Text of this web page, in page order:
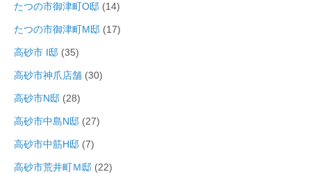
たつの市御津町O邸 (14)
たつの市御津町M邸 (17)
高砂市 I邸 (35)
高砂市神爪店舗 (30)
高砂市N邸 (28)
高砂市中島N邸 (27)
高砂市中筋H邸 (7)
高砂市荒井町Ｍ邸 (22)